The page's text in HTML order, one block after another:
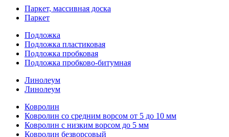
Паркет, массивная доска
Паркет
Подложка
Подложка пластиковая
Подложка пробковая
Подложка пробково-битумная
Линолеум
Линолеум
Ковролин
Ковролин со средним ворсом от 5 до 10 мм
Ковролин с низким ворсом до 5 мм
Ковролин безворсовый